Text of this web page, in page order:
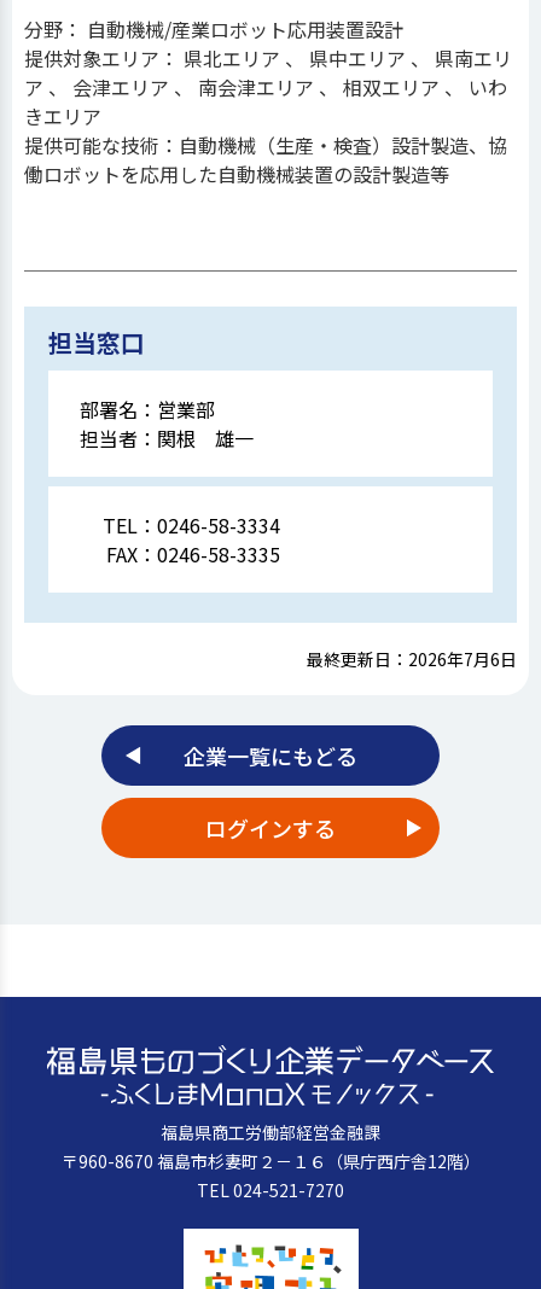
分野： 自動機械/産業ロボット応用装置設計
提供対象エリア： 県北エリア 、 県中エリア 、 県南エリ
ア 、 会津エリア 、 南会津エリア 、 相双エリア 、 いわ
きエリア
提供可能な技術：自動機械（生産・検査）設計製造、協
働ロボットを応用した自動機械装置の設計製造等
担当窓口
部署名： 営業部
担当者： 関根 雄一
TEL： 0246-58-3334
FAX： 0246-58-3335
最終更新日：2026年7月6日
企業一覧にもどる
ログインする
福島県商工労働部経営金融課
〒960-8670 福島市杉妻町２－１６（県庁西庁舎12階）
TEL 024-521-7270